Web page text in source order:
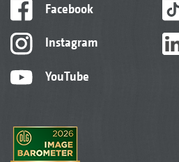
Facebook
Instagram
YouTube